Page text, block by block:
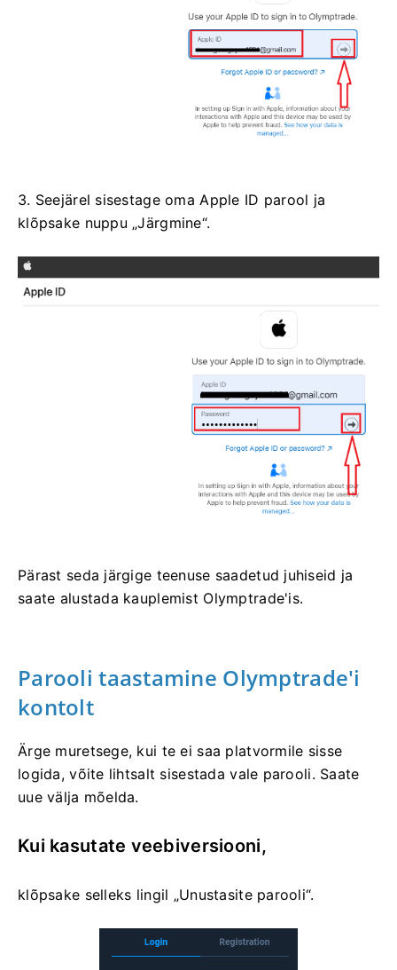
3. Seejärel sisestage oma Apple ID parool ja
klõpsake nuppu „Järgmine“.
Pärast seda järgige teenuse saadetud juhiseid ja
saate alustada kauplemist Olymptrade'is.
Parooli taastamine Olymptrade'i
kontolt
Ärge muretsege, kui te ei saa platvormile sisse
logida, võite lihtsalt sisestada vale parooli. Saate
uue välja mõelda.
Kui kasutate veebiversiooni,
klõpsake selleks lingil „Unustasite parooli“.